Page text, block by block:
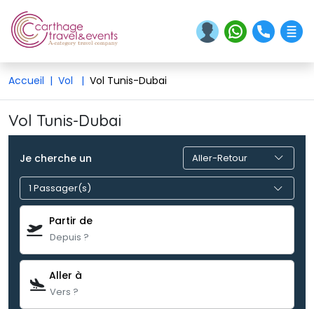
Accueil | Vol | Vol Tunis-Dubai
Vol Tunis-Dubai
Je cherche un
1 Passager(s)
Partir de
Aller à